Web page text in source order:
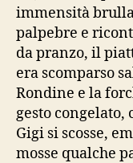
immensità brulla
palpebre e
da pranzo, il
era scomparso
Rondine e la
gesto congelato,
Gigi si scosse,
mosse qualche